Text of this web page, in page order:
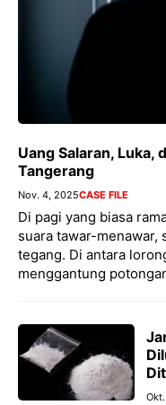
Uang Salaran, Luka,
Tangerang
Nov. 4, 2025CASE FILE
Di pagi yang biasa
suara tawar-menawar,
tegang. Di antara
menggantung